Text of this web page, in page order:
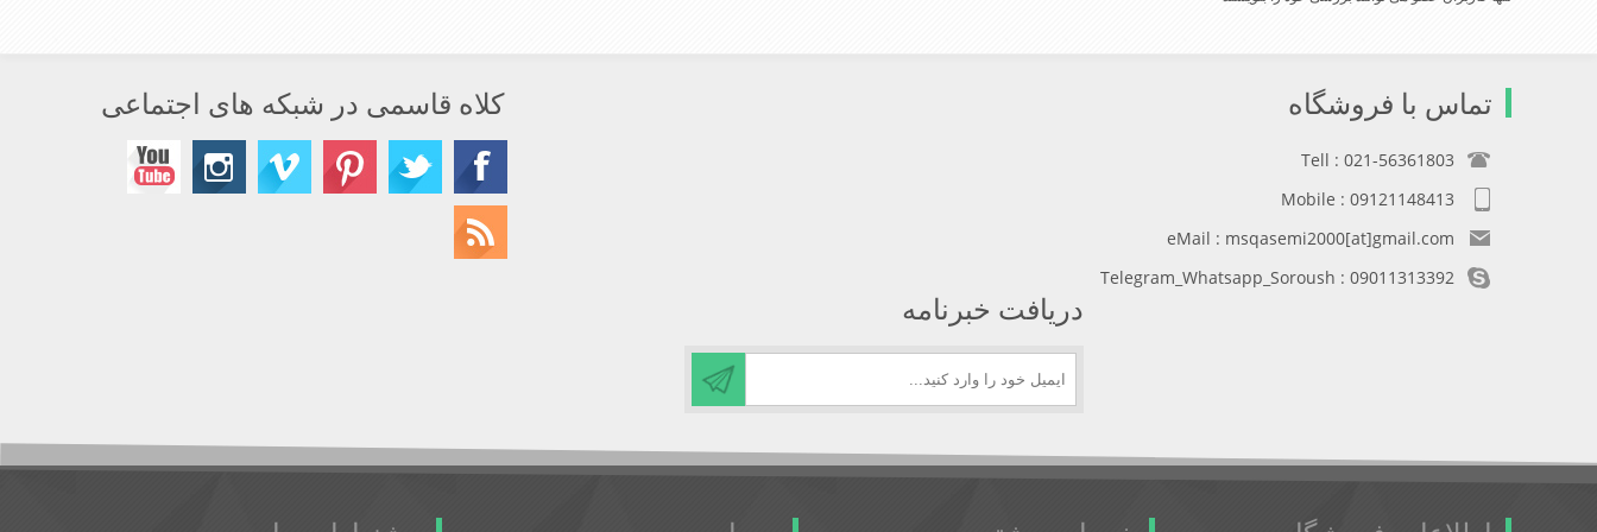
تماس با فروشگاه
Tell : 021-56361803
Mobile : 09121148413
eMail : msqasemi2000[at]gmail.com
Telegram_Whatsapp_Soroush : 09011313392
کلاه قاسمی در شبکه های اجتماعی
دریافت خبرنامه